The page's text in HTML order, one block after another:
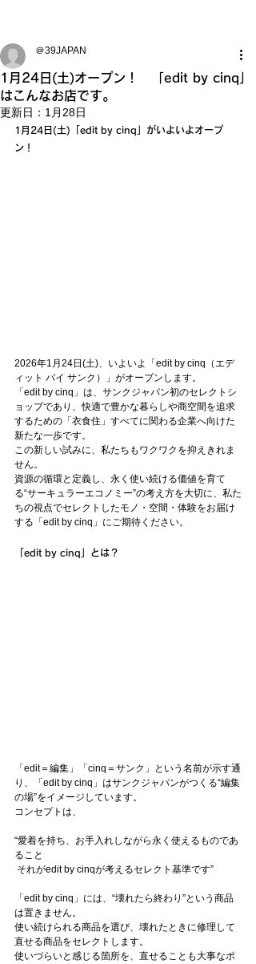
1月24日(土)オープン！ 「edit by cinq」
はこんなお店です。
＠39JAPAN
更新日： 1月28日
1月24日(土)「edit by cinq」がいよいよオープ
ン！
2026年1月24日(土)、いよいよ「edit by cinq（エデ
ィット バイ サンク）」がオープンします。
「edit by cinq」は、サンクジャパン初のセレクトシ
ョップであり、快適で豊かな暮らしや商空間を追求
するための「衣食住」すべてに関わる企業へ向けた
新たな一歩です。
この新しい試みに、私たちもワクワクを抑えきれま
せん。
資源の循環と定義し、永く使い続ける価値を育て
る“サーキュラーエコノミー”の考え方を大切に、私た
ちの視点でセレクトしたモノ・空間・体験をお届け
する「edit by cinq」にご期待ください。
「edit by cinq」とは？
「edit＝編集」「cinq＝サンク」という名前が示す通
り、「edit by cinq」はサンクジャパンがつくる“編集
の場”をイメージしています。
コンセプトは、
“愛着を持ち、お手入れしながら永く使えるものであ
ること
それがedit by cinqが考えるセレクト基準です”
「edit by cinq」には、“壊れたら終わり”という商品
は置きません。
使い続けられる商品を選び、壊れたときに修理して
直せる商品をセレクトします。
使いづらいと感じる箇所を、直せることも大事なポ